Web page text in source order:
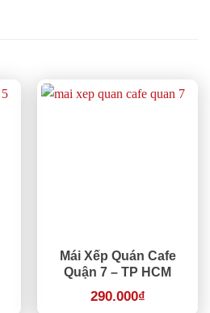
Mái Xếp Quán Cafe
Quận 7 – TP HCM
290.000₫